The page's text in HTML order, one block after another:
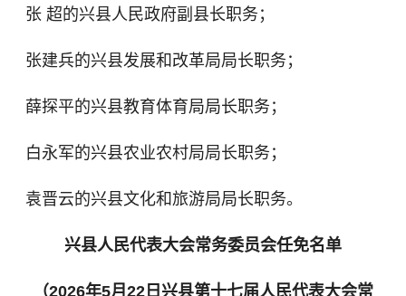
张 超的兴县人民政府副县长职务；
张建兵的兴县发展和改革局局长职务；
薛探平的兴县教育体育局局长职务；
白永军的兴县农业农村局局长职务；
袁晋云的兴县文化和旅游局局长职务。
兴县人民代表大会常务委员会任免名单
（2026年5月22日兴县第十七届人民代表大会常